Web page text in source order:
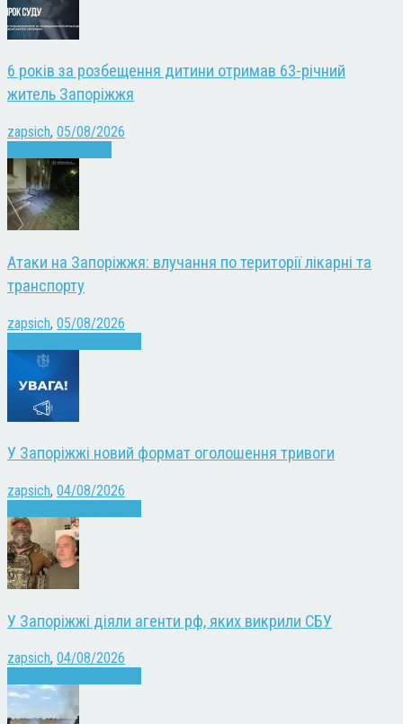
6 років за розбещення дитини отримав 63-річний
житель Запоріжжя
zapsich, 05/08/2026
Атаки на Запоріжжя: влучання по території лікарні та
транспорту
zapsich, 05/08/2026
У Запоріжжі новий формат оголошення тривоги
zapsich, 04/08/2026
У Запоріжжі діяли агенти рф, яких викрили СБУ
zapsich, 04/08/2026